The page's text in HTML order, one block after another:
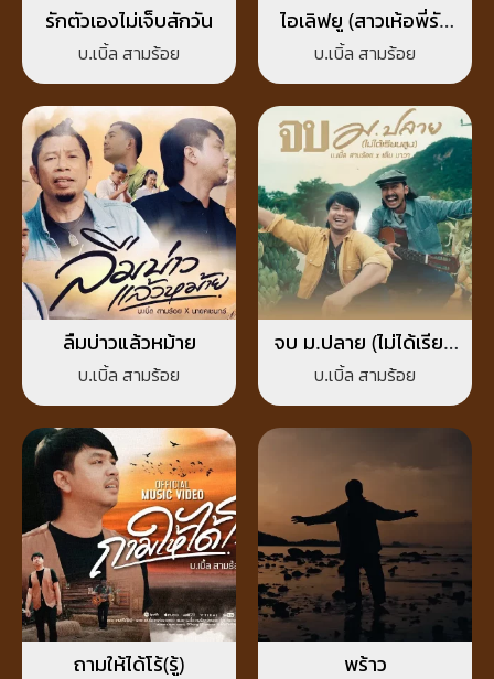
รักตัวเองไม่เจ็บสักวัน
บ.เบิ้ล สามร้อย
ไอเลิฟยู (สาวเห้อพี่รัก
น้อง)
บ.เบิ้ล สามร้อย
ลืมบ่าวแล้วหม้าย
บ.เบิ้ล สามร้อย
จบ ม.ปลาย (ไม่ได้เรียน
สูง)
บ.เบิ้ล สามร้อย
ถามให้ได้โร้(รู้) พร้าว